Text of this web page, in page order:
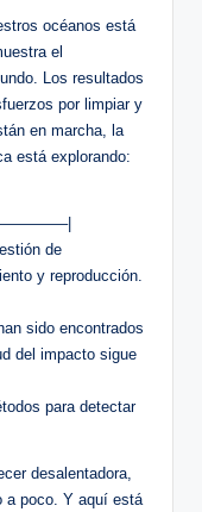
océanos está
el
Los resultados
por limpiar y
en marcha, la
está explorando:
de
y reproducción.
sido encontrados
del impacto sigue
para detectar
desalentadora,
a poco. Y aquí está